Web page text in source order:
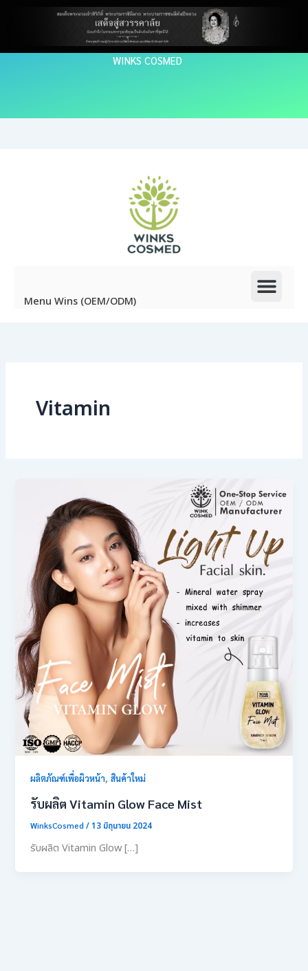
WINKS COSMED
Menu Wins (OEM/ODM)
Vitamin
ผลิตภัณฑ์เพื่อผิวหน้า,สินค้าใหม่
รับผลิต Vitamin Glow Face Mist
WinksCosmed/13 มิถุนายน 2024
รับผลิต Vitamin Glow […]